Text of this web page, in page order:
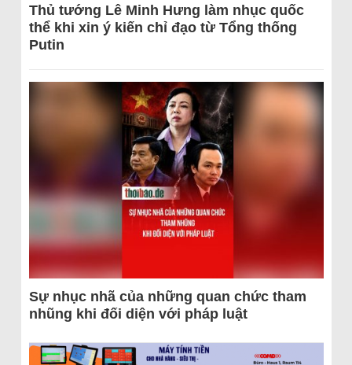
Thủ tướng Lê Minh Hưng làm nhục quốc
thể khi xin ý kiến chỉ đạo từ Tổng thống
Putin
Sự nhục nhã của những quan chức tham
nhũng khi đối diện với pháp luật